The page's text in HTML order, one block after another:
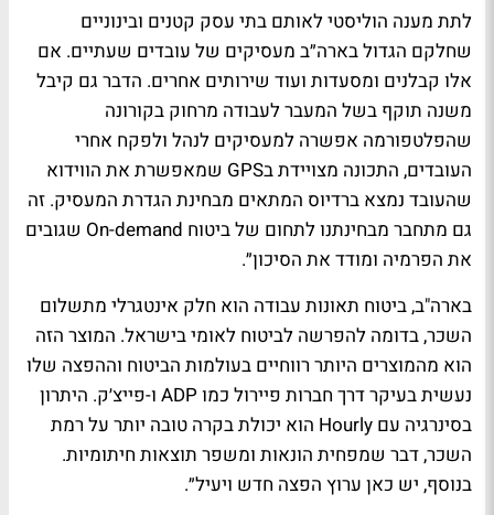
לתת מענה הוליסטי לאותם בתי עסק קטנים ובינוניים
שחלקם הגדול בארה״ב מעסיקים של עובדים שעתיים. אם
אלו קבלנים ומסעדות ועוד שירותים אחרים. הדבר גם קיבל
משנה תוקף בשל המעבר לעבודה מרחוק בקורונה
שהפלטפורמה אפשרה למעסיקים לנהל ולפקח אחרי
העובדים, התכונה מצויידת בGPS שמאפשרת את הווידוא
שהעובד נמצא ברדיוס המתאים מבחינת הגדרת המעסיק. זה
גם מתחבר מבחינתנו לתחום של ביטוח On-demand שגובים
את הפרמיה ומודד את הסיכון״.
בארה"ב, ביטוח תאונות עבודה הוא חלק אינטגרלי מתשלום
השכר, בדומה להפרשה לביטוח לאומי בישראל. המוצר הזה
הוא מהמוצרים היותר רווחיים בעולמות הביטוח וההפצה שלו
נעשית בעיקר דרך חברות פיירול כמו ADP ו-פייצ׳ק. היתרון
בסינרגיה עם Hourly הוא יכולת בקרה טובה יותר על רמת
השכר, דבר שמפחית הונאות ומשפר תוצאות חיתומיות.
בנוסף, יש כאן ערוץ הפצה חדש ויעיל״.